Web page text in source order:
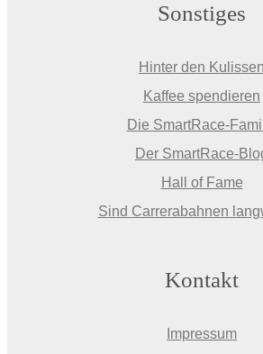
Sonstiges
Hinter den Kulissen
Kaffee spendieren
Die SmartRace-
Der SmartRace-
Hall of Fame
Sind Carrerabahnen
Kontakt
Impressum